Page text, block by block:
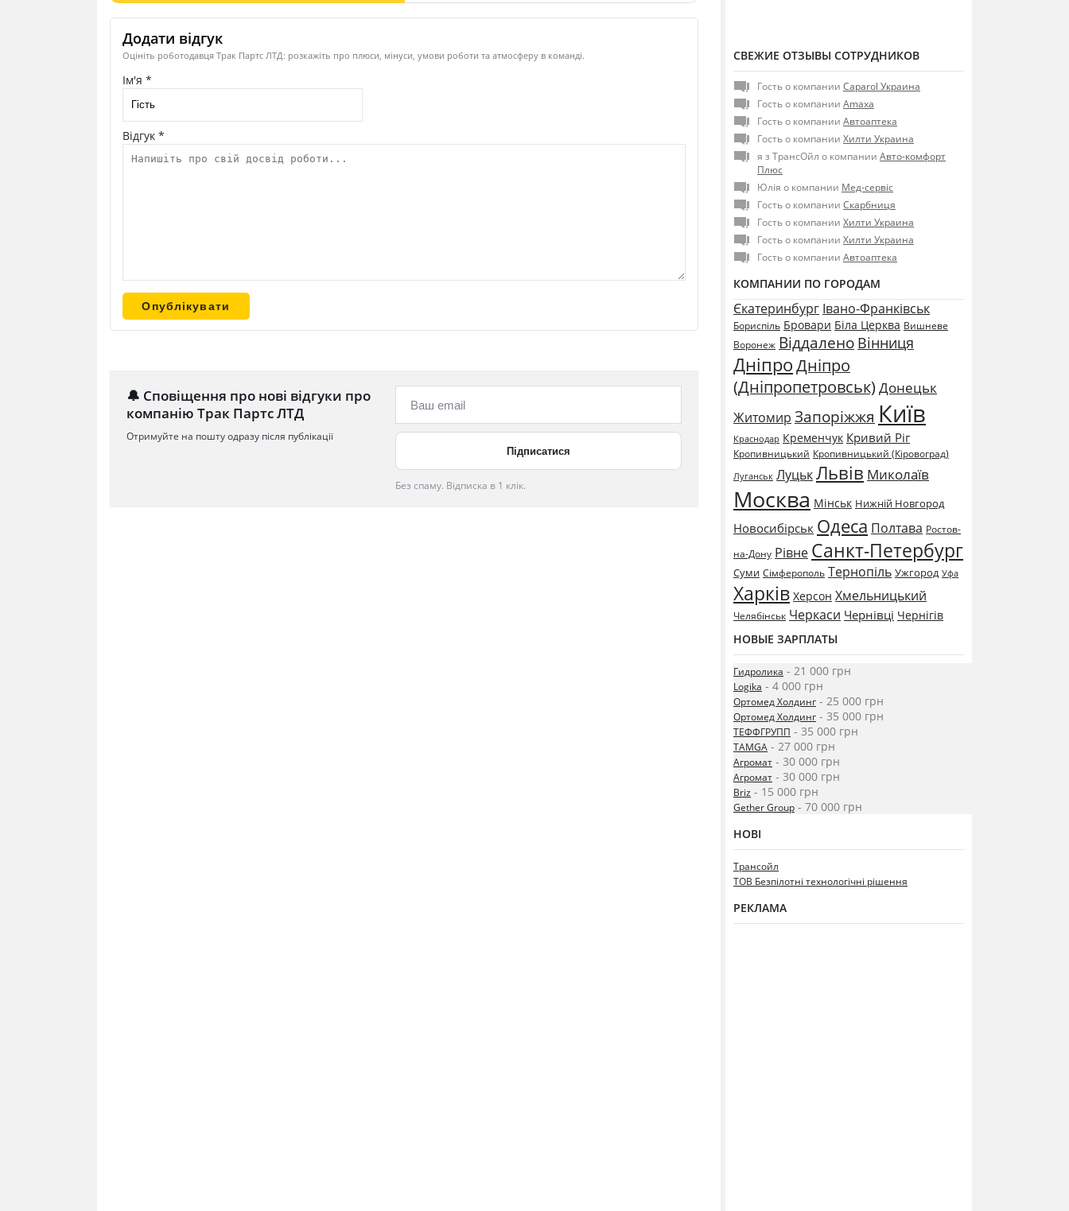
Додати відгук
Оцініть роботодавця Tрак Партс ЛТД: розкажіть про плюси, мінуси, умови роботи та атмосферу в команді.
Ім'я *
Відгук *
🔔 Сповіщення про нові відгуки про
компанію Tрак Партс ЛТД
Отримуйте на пошту одразу після публікації
Без спаму. Відписка в 1 клік.
СВЕЖИЕ ОТЗЫВЫ СОТРУДНИКОВ
Гость о компании Caparol Украина
Гость о компании Amaxa
Гость о компании Автоаптека
Гость о компании Хилти Украина
я з ТрансОйл о компании Авто-комфорт
Плюс
Юлія о компании Мед-сервіс
Гость о компании Скарбниця
Гость о компании Хилти Украина
Гость о компании Хилти Украина
Гость о компании Автоаптека
КОМПАНИИ ПО ГОРОДАМ
Єкатеринбург Івано-Франківськ
Бориспіль Бровари Біла Церква Вишневе
Воронеж Віддалено Вінниця
ДніпроДніпро
(Дніпропетровськ) Донецьк
Житомир Запоріжжя Київ
Краснодар Кременчук Кривий Ріг
Кропивницький Кропивницький (Кіровоград)
Луганськ ЛуцькЛьвів Миколаїв
Москва Мінськ Нижній Новгород
Новосибірськ Одеса Полтава Ростов-
на-Дону Рівне Санкт-Петербург
Суми Сімферополь Тернопіль Ужгород Уфа
Харків Херсон Хмельницький
Челябінськ Черкаси Чернівці Чернігів
НОВЫЕ ЗАРПЛАТЫ
Гидролика - 21 000 грн
Logika - 4 000 грн
Ортомед Холдинг - 25 000 грн
Ортомед Холдинг - 35 000 грн
ТЕФФГРУПП - 35 000 грн
TAMGA - 27 000 грн
Агромат - 30 000 грн
Агромат - 30 000 грн
Briz - 15 000 грн
Gether Group - 70 000 грн
НОВІ
Трансойл
ТОВ Безпілотні технологічні рішення
РЕКЛАМА